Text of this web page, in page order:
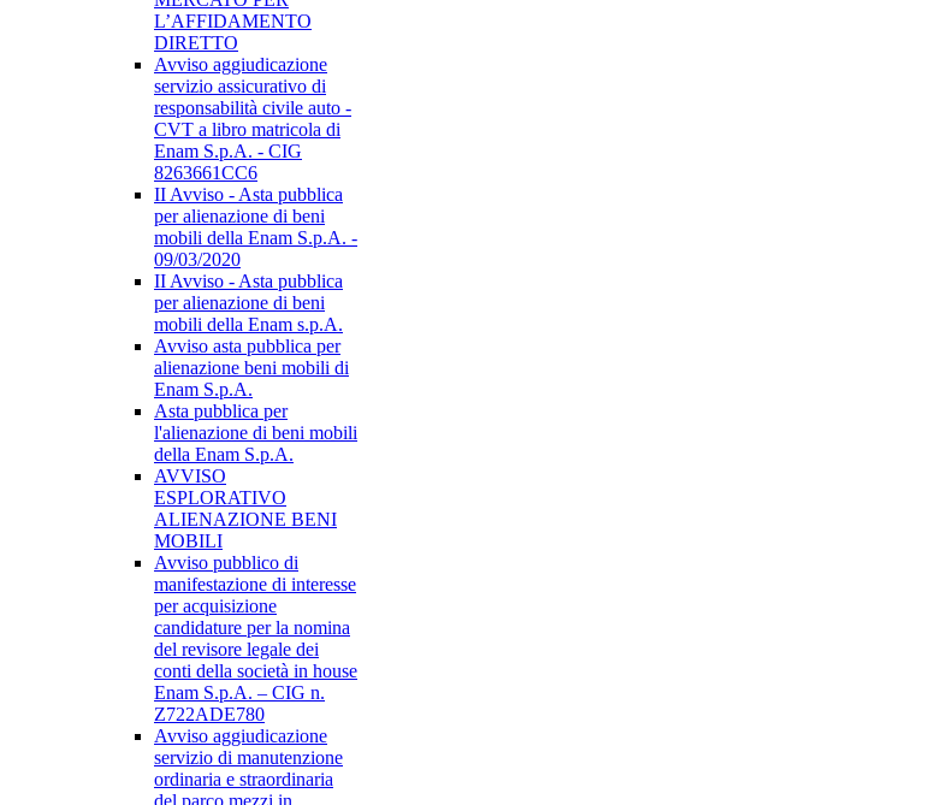
L’AFFIDAMENTO
DIRETTO
Avviso aggiudicazione
servizio assicurativo di
responsabilità civile auto -
CVT a libro matricola di
Enam S.p.A. - CIG
8263661CC6
II Avviso - Asta pubblica
per alienazione di beni
mobili della Enam S.p.A. -
09/03/2020
II Avviso - Asta pubblica
per alienazione di beni
mobili della Enam s.p.A.
Avviso asta pubblica per
alienazione beni mobili di
Enam S.p.A.
Asta pubblica per
l'alienazione di beni mobili
della Enam S.p.A.
AVVISO
ESPLORATIVO
ALIENAZIONE BENI
MOBILI
Avviso pubblico di
manifestazione di interesse
per acquisizione
candidature per la nomina
del revisore legale dei
conti della società in house
Enam S.p.A. – CIG n.
Z722ADE780
Avviso aggiudicazione
servizio di manutenzione
ordinaria e straordinaria
del parco mezzi in